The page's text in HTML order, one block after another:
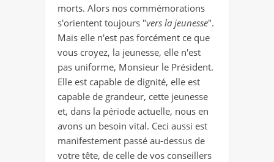
morts. Alors nos commémorations
s'orientent toujours "vers la jeunesse".
Mais elle n'est pas forcément ce que
vous croyez, la jeunesse, elle n'est
pas uniforme, Monsieur le Président.
Elle est capable de dignité, elle est
capable de grandeur, cette jeunesse
et, dans la période actuelle, nous en
avons un besoin vital. Ceci aussi est
manifestement passé au-dessus de
votre tête, de celle de vos conseillers